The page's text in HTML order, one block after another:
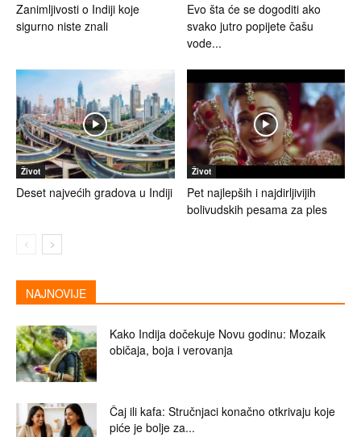
Zanimljivosti o Indiji koje
sigurno niste znali
Evo šta će se dogoditi ako
svako jutro popijete čašu
vode...
Život
Deset najvećih gradova u Indiji
Život
Pet najlepših i najdirljivijih
bolivudskih pesama za ples
NAJNOVIJE
Kako Indija dočekuje Novu godinu: Mozaik
običaja, boja i verovanja
Čaj ili kafa: Stručnjaci konačno otkrivaju koje
piće je bolje za...